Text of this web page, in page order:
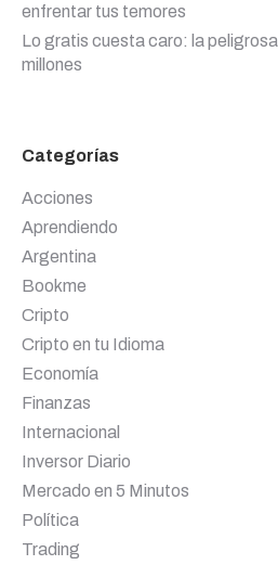
enfrentar tus temores
Lo gratis cuesta caro: la
millones
Categorías
Acciones
Aprendiendo
Argentina
Bookme
Cripto
Cripto en tu Idioma
Economía
Finanzas
Internacional
Inversor Diario
Mercado en 5 Minutos
Política
Trading